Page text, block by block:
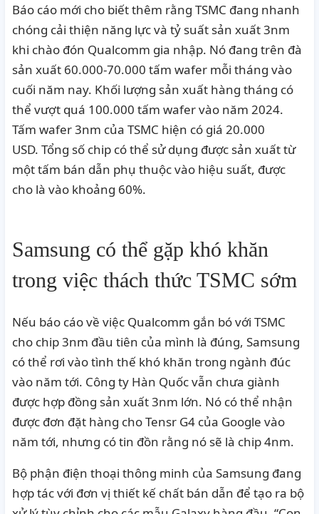
Báo cáo mới cho biết thêm rằng TSMC đang nhanh
chóng cải thiện năng lực và tỷ suất sản xuất 3nm
khi chào đón Qualcomm gia nhập. Nó đang trên đà
sản xuất 60.000-70.000 tấm wafer mỗi tháng vào
cuối năm nay. Khối lượng sản xuất hàng tháng có
thể vượt quá 100.000 tấm wafer vào năm 2024.
Tấm wafer 3nm của TSMC hiện có giá 20.000
USD. Tổng số chip có thể sử dụng được sản xuất từ ​​
một tấm bán dẫn phụ thuộc vào hiệu suất, được
cho là vào khoảng 60%.
Samsung có thể gặp khó khăn
trong việc thách thức TSMC sớm
Nếu báo cáo về việc Qualcomm gắn bó với TSMC
cho chip 3nm đầu tiên của mình là đúng, Samsung
có thể rơi vào tình thế khó khăn trong ngành đúc
vào năm tới. Công ty Hàn Quốc vẫn chưa giành
được hợp đồng sản xuất 3nm lớn. Nó có thể nhận
được đơn đặt hàng cho Tensr G4 của Google vào
năm tới, nhưng có tin đồn rằng nó sẽ là chip 4nm.
Bộ phận điện thoại thông minh của Samsung đang
hợp tác với đơn vị thiết kế chất bán dẫn để tạo ra bộ